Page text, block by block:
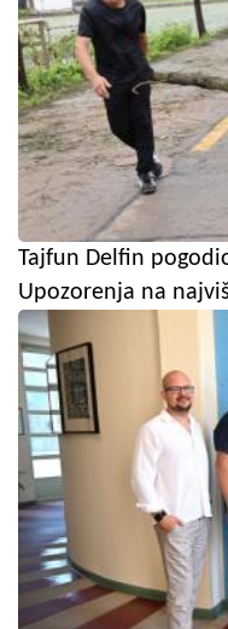
Tajfun Delfin
Upozorenja na